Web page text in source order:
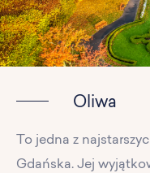
Oliwa
To jedna z
Gdańska. Jej